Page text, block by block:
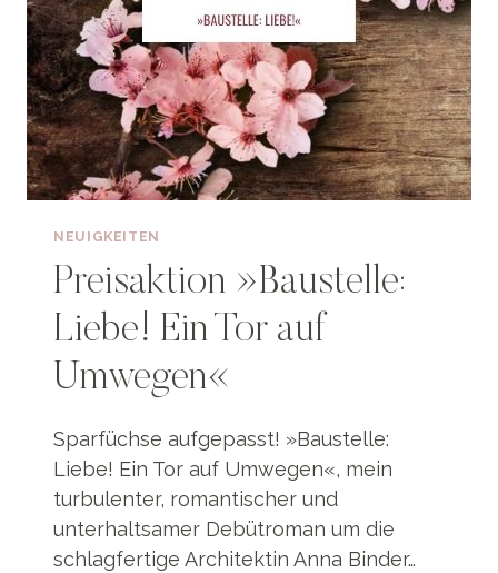
NEUIGKEITEN
Preisaktion »Baustelle:
Liebe! Ein Tor auf
Umwegen«
Sparfüchse aufgepasst! »Baustelle:
Liebe! Ein Tor auf Umwegen«, mein
turbulenter, romantischer und
unterhaltsamer Debütroman um die
schlagfertige Architektin Anna Binder…